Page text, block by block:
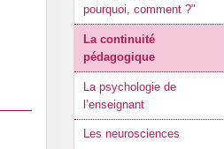
pourquoi, comment ?"
La continuité
pédagogique
La psychologie de
l’enseignant
Les neurosciences